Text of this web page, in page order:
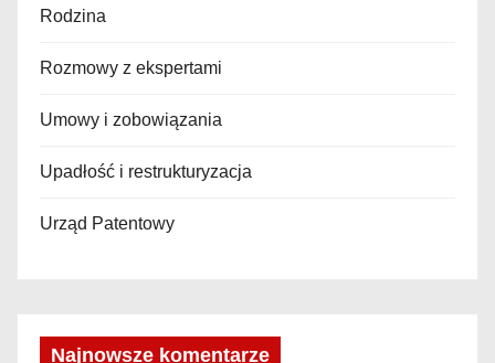
Rodzina
Rozmowy z ekspertami
Umowy i zobowiązania
Upadłość i restrukturyzacja
Urząd Patentowy
Najnowsze komentarze